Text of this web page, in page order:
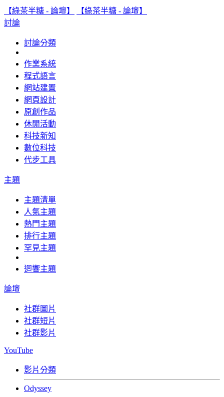
【綠茶半糖 - 論壇】
【綠茶半糖 - 論壇】
討論
討論分類
作業系統
程式語言
網站建置
網頁設計
原創作品
休閒活動
科技新知
數位科技
代步工具
主題
主題清單
人氣主題
熱門主題
排行主題
罕見主題
迴響主題
論壇
社群圖片
社群短片
社群影片
YouTube
影片分類
Odyssey